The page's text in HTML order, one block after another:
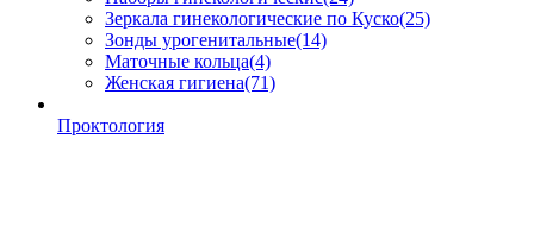
Зеркала гинекологические по Куско(25)
Зонды урогенитальные(14)
Маточные кольца(4)
Женская гигиена(71)
Проктология